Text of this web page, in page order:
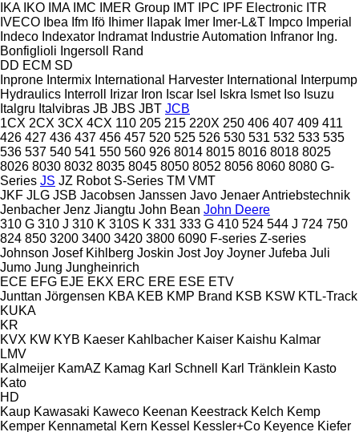
IKA IKO IMA IMC IMER Group IMT IPC IPF Electronic ITR
IVECO Ibea Ifm Ifö Ihimer Ilapak Imer Imer-L&T Impco Imperial
Indeco Indexator Indramat Industrie Automation Infranor Ing.
Bonfiglioli Ingersoll Rand
DD ECM SD
Inprone Intermix International Harvester International
Interpump
Hydraulics Interroll Irizar Iron Iscar Isel Iskra Ismet Iso Isuzu
Italgru Italvibras JB JBS JBT JCB
1CX 2CX 3CX 4CX 110 205 215 220X 250 406 407 409 411
426 427 436 437 456 457 520 525 526 530 531 532 533 535
536 537 540 541 550 560 926 8014 8015 8016 8018 8025
8026 8030 8032 8035 8045 8050 8052 8056 8060 8080 G-
Series JS JZ Robot S-Series TM VMT
JKF JLG JSB Jacobsen Janssen Javo Jenaer Antriebstechnik
Jenbacher Jenz Jiangtu John Bean John Deere
310 G 310 J 310 K 310S K 331 333 G 410 524 544 J 724 750
824 850 3200 3400 3420 3800 6090 F-series Z-series
Johnson Josef Kihlberg Joskin Jost Joy Joyner Jufeba Juli
Jumo Jung Jungheinrich
ECE EFG EJE EKX ERC ERE ESE ETV
Junttan Jörgensen KBA KEB KMP Brand KSB KSW KTL-Track
KUKA
KR
KVX KW KYB Kaeser Kahlbacher Kaiser Kaishu Kalmar
LMV
Kalmeijer KamAZ Kamag Karl Schnell Karl Tränklein Kasto
Kato
HD
Kaup Kawasaki Kaweco Keenan Keestrack Kelch Kemp
Kemper Kennametal Kern Kessel Kessler+Co Keyence Kiefer